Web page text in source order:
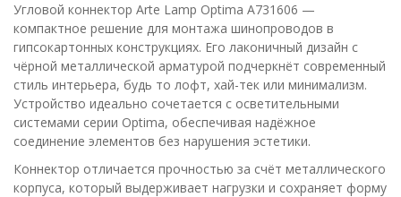
Угловой коннектор Arte Lamp Optima A731606 —
компактное решение для монтажа шинопроводов в
гипсокартонных конструкциях. Его лаконичный дизайн с
чёрной металлической арматурой подчеркнёт современный
стиль интерьера, будь то лофт, хай-тек или минимализм.
Устройство идеально сочетается с осветительными
системами серии Optima, обеспечивая надёжное
соединение элементов без нарушения эстетики.
Коннектор отличается прочностью за счёт металлического
корпуса, который выдерживает нагрузки и сохраняет форму